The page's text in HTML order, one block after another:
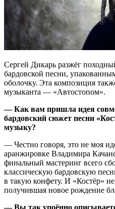
Сергей Дикарь разжёг
бардовской песни,
оболочку. Эта композиция
музыканта — «Автостопом».
— Как вам пришла идея
бардовский сюжет песни
музыку?
— Честно говоря, это не моя
аранжировке Владимира
финальный мастеринг всего
классическую бардовскую
в такую конфету. И «Костёр»
получившая новое рождение